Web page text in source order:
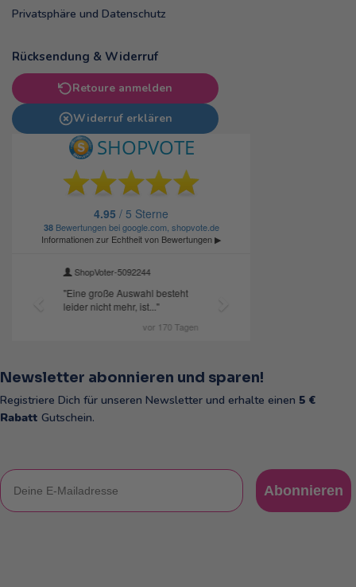
Privatsphäre und Datenschutz
Rücksendung & Widerruf
Retoure anmelden
Widerruf erklären
Newsletter abonnieren und sparen!
Registriere Dich für unseren Newsletter und erhalte einen 5 €
Rabatt Gutschein.
E-Mail
Abonnieren